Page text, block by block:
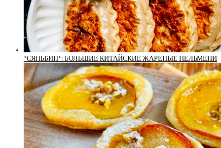
*СЯНЬБИН*: БОЛЬШИЕ КИТАЙСКИЕ ЖАРЕНЫЕ ПЕЛЬМЕНИ